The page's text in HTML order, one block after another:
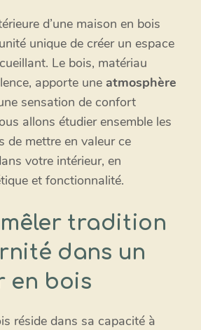
d’une maison en bois
unique de créer un espace
Le bois, matériau
apporte une atmosphère
sensation de confort
allons étudier ensemble les
de mettre en valeur ce
votre intérieur, en
et fonctionnalité.
mêler tradition
dans un
en bois
réside dans sa capacité à